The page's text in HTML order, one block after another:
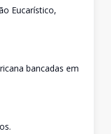
Eucarístico,
bancadas em